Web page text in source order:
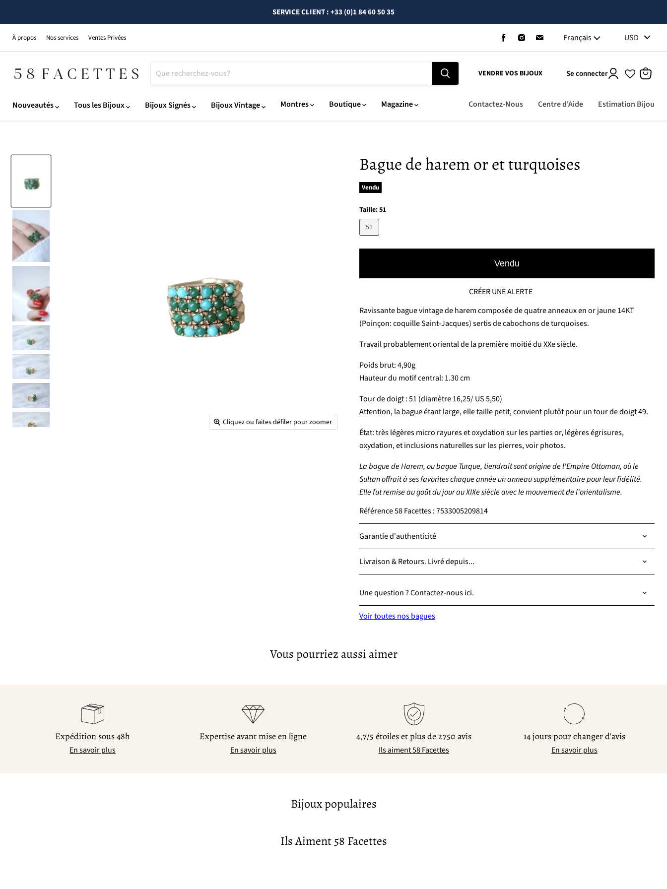
SERVICE CLIENT : +33 (0)1 84 60 50 35
À propos Nos services Ventes Privées
Trouvez-
nous
sur
Trouvez-
nous
sur
Trouvez-
sur
Français USD
VENDRE VOS BIJOUX Se connecter
panier
Nouveautés Tous les Bijoux Bijoux Signés Bijoux Vintage Montres Boutique Magazine Contactez-Nous Centre d'Aide Estimation Bijou
Cliquez ou faites défiler pour zoomer
Bague de harem or et turquoises
Vendu
Taille:51
51
Vendu
CRÉER UNE ALERTE
Ravissante bague vintage de harem composée de quatre anneaux en or jaune 14KT
(Poinçon: coquille Saint-Jacques) sertis de cabochons de turquoises.
Travail probablement oriental de la première moitié du XXe siècle.
Poids brut: 4,90g
Hauteur du motif central: 1.30 cm
Tour de doigt : 51 (diamètre 16,25/ US 5,50)
Attention, la bague étant large, elle taille petit, convient plutôt pour un tour de doigt 49.
État: très légères micro rayures et oxydation sur les parties or, légères égrisures,
oxydation, et inclusions naturelles sur les pierres, voir photos.
La bague de Harem, ou bague Turque, tiendrait sont origine de l'Empire Ottoman, où le
Sultan offrait à ses favorites chaque année un anneau supplémentaire pour leur fidélité.
Elle fut remise au goût du jour au XIXe siècle avec le mouvement de l'orientalisme.
Référence 58 Facettes : 7533005209814
Garantie d'authenticité
Livraison & Retours. Livré depuis...
Une question ? Contactez-nous ici.
Voir toutes nos bagues
Vous pourriez aussi aimer
Expédition sous 48h
En savoir plus
Expertise avant mise en ligne
En savoir plus
4,7/5 étoiles et plus de 2750 avis
Ils aiment 58 Facettes
14 jours pour changer d'avis
En savoir plus
Bijoux populaires
Ils Aiment 58 Facettes